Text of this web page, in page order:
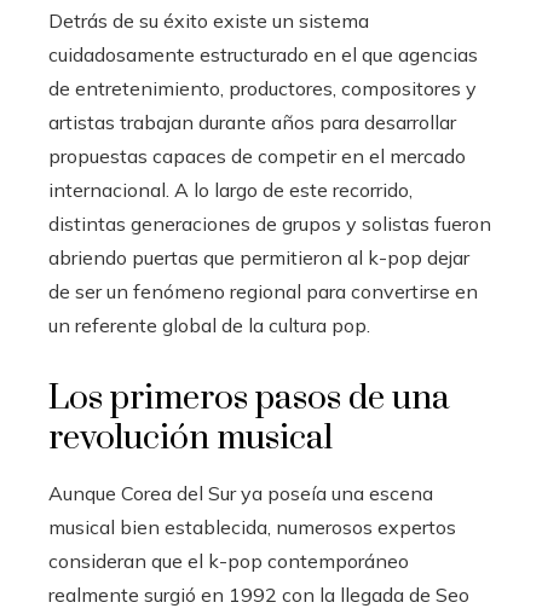
Detrás de su éxito existe un sistema
cuidadosamente estructurado en el que agencias
de entretenimiento, productores, compositores y
artistas trabajan durante años para desarrollar
propuestas capaces de competir en el mercado
internacional. A lo largo de este recorrido,
distintas generaciones de grupos y solistas fueron
abriendo puertas que permitieron al k-pop dejar
de ser un fenómeno regional para convertirse en
un referente global de la cultura pop.
Los primeros pasos de una
revolución musical
Aunque Corea del Sur ya poseía una escena
musical bien establecida, numerosos expertos
consideran que el k-pop contemporáneo
realmente surgió en 1992 con la llegada de Seo